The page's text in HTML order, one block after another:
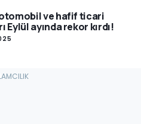
ve hafif ticari
Eylül ayında rekor kırdı!